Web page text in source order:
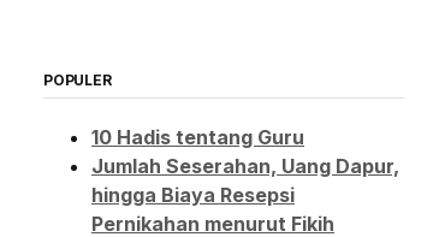
POPULER
10 Hadis tentang Guru
Jumlah Seserahan, Uang Dapur,
hingga Biaya Resepsi
Pernikahan menurut Fikih